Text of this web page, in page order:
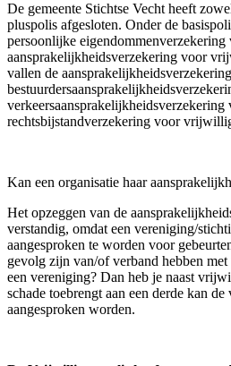
De gemeente Stichtse Vecht heeft
pluspolis afgesloten. Onder de
persoonlijke
aansprakelijkheidsverzekering voor
vallen de
rechtsbijstandverzekering voor
Kan een organisatie haar
Het opzeggen van de
verstandig, omdat een vereniging/
aangesproken te worden voor
gevolg zijn van/of verband hebben
een vereniging? Dan heb je naast
schade toebrengt aan een derde kan
aangesproken worden.